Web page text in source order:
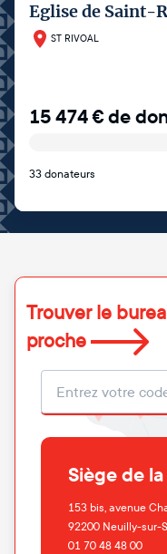
Eglise de Saint-
ST RIVOAL
15 474€de
33 donateurs
Trouver le
proche
Localisation
Siège de
153 bis, avenue
92200 Neuilly-sur-
01 70 48 48 00